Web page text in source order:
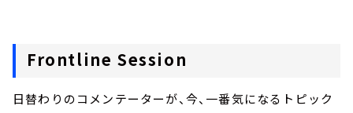
Frontline Session
日替わりのコメンテーターが、今、一番気になるトピック